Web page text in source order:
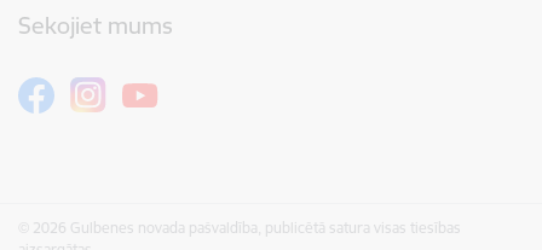
Sekojiet mums
© 2026 Gulbenes novada pašvaldība, publicētā satura visas tiesības